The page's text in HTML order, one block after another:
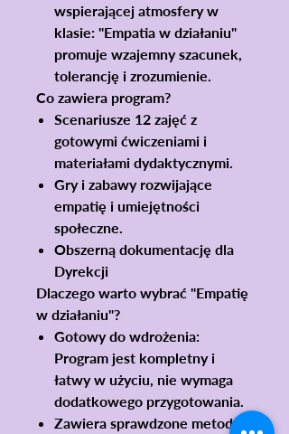
wspierającej atmosfery w
klasie: "Empatia w działaniu"
promuje wzajemny szacunek,
tolerancję i zrozumienie.
Co zawiera program?
Scenariusze 12 zajęć z
gotowymi ćwiczeniami i
materiałami dydaktycznymi.
Gry i zabawyrozwijające
empatię i umiejętności
społeczne.
Obszerną dokumentację dla
Dyrekcji
Dlaczego warto wybrać "Empatię
w działaniu"?
Gotowy do wdrożenia:
Program jest kompletny i
łatwy w użyciu, nie wymaga
dodatkowego przygotowania.
Zawiera sprawdzone metody i